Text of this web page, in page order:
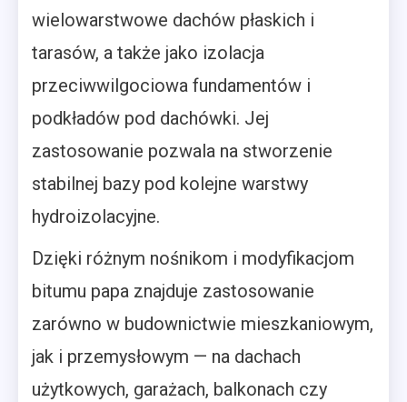
wielowarstwowe dachów płaskich i
tarasów, a także jako izolacja
przeciwwilgociowa fundamentów i
podkładów pod dachówki. Jej
zastosowanie pozwala na stworzenie
stabilnej bazy pod kolejne warstwy
hydroizolacyjne.
Dzięki różnym nośnikom i modyfikacjom
bitumu papa znajduje zastosowanie
zarówno w budownictwie mieszkaniowym,
jak i przemysłowym — na dachach
użytkowych, garażach, balkonach czy